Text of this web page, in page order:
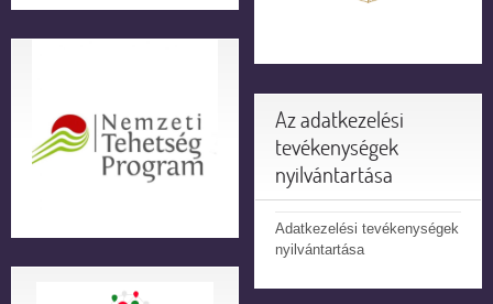
Az adatkezelési
tevékenységek
nyilvántartása
Adatkezelési tevékenységek
nyilvántartása